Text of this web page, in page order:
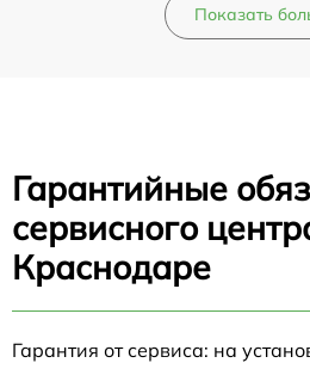
Показать
Гарантийные
сервисного
Краснодаре
Гарантия от сервиса: на